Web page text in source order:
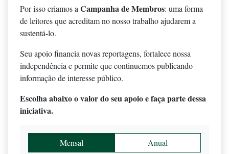
Por isso criamos aCampanha de Membros: uma forma
de leitores que acreditam no nosso trabalho ajudarem a
sustentá-lo.
Seu apoio financia novas reportagens, fortalece nossa
independência e permite que continuemos publicando
informação de interesse público.
Escolha abaixo o valor do seu apoio e faça parte dessa
iniciativa.
Mensal Anual